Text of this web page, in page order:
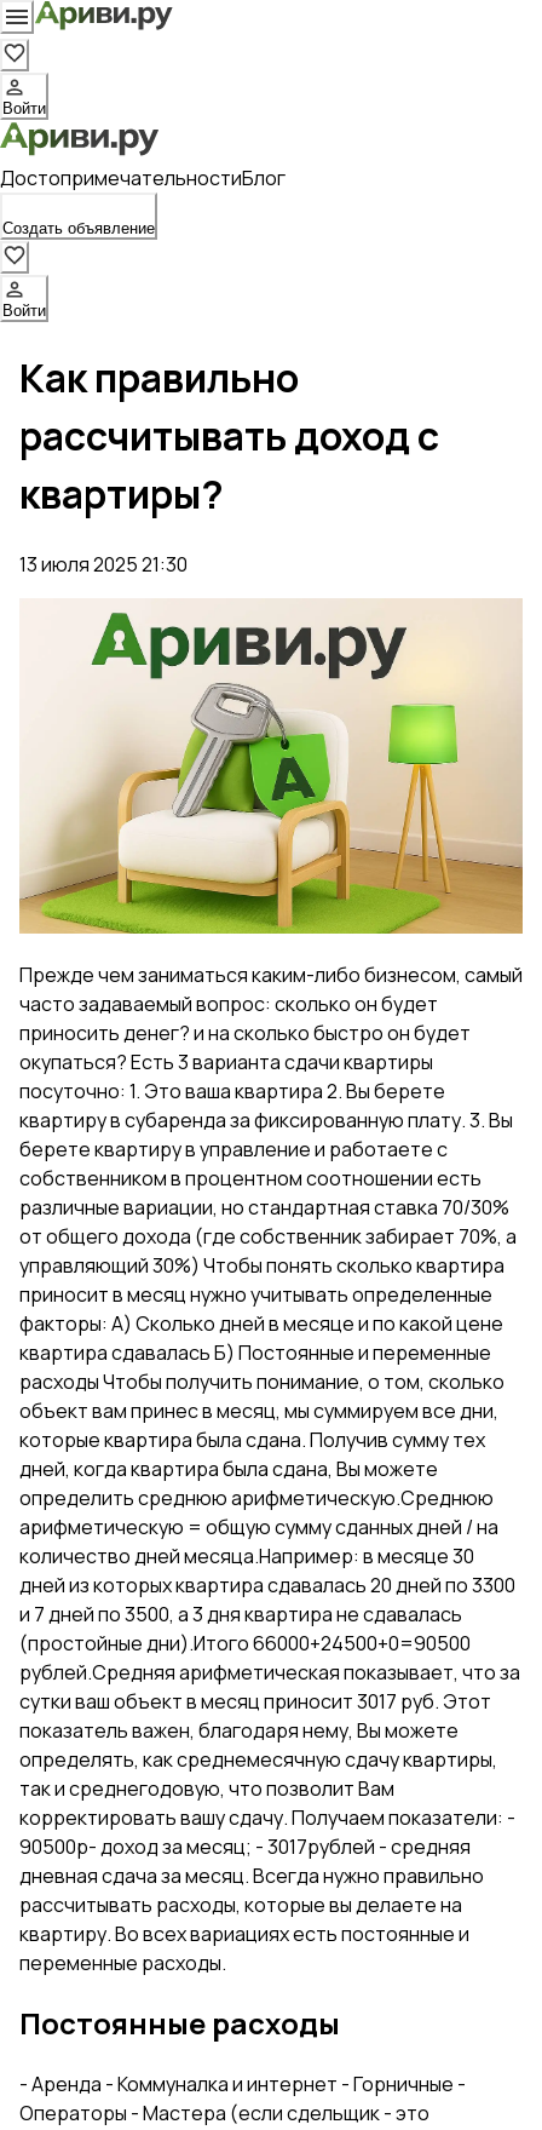
Войти
ДостопримечательностиБлог
Создать объявление
Войти
Как правильно
рассчитывать доход с
квартиры?
13 июля 2025 21:30
Прежде чем заниматься каким-либо бизнесом, самый
часто задаваемый вопрос: сколько он будет
приносить денег? и на сколько быстро он будет
окупаться? Есть 3 варианта сдачи квартиры
посуточно: 1. Это ваша квартира 2. Вы берете
квартиру в субаренда за фиксированную плату. 3. Вы
берете квартиру в управление и работаете с
собственником в процентном соотношении есть
различные вариации, но стандартная ставка 70/30%
от общего дохода (где собственник забирает 70%, а
управляющий 30%) Чтобы понять сколько квартира
приносит в месяц нужно учитывать определенные
факторы: А) Сколько дней в месяце и по какой цене
квартира сдавалась Б) Постоянные и переменные
расходы Чтобы получить понимание, о том, сколько
объект вам принес в месяц, мы суммируем все дни,
которые квартира была сдана. Получив сумму тех
дней, когда квартира была сдана, Вы можете
определить среднюю арифметическую.Среднюю
арифметическую = общую сумму сданных дней / на
количество дней месяца.Например: в месяце 30
дней из которых квартира сдавалась 20 дней по 3300
и 7 дней по 3500, а 3 дня квартира не сдавалась
(простойные дни).Итого 66000+24500+0=90500
рублей.Средняя арифметическая показывает, что за
сутки ваш объект в месяц приносит 3017 руб. Этот
показатель важен, благодаря нему, Вы можете
определять, как среднемесячную сдачу квартиры,
так и среднегодовую, что позволит Вам
корректировать вашу сдачу. Получаем показатели: -
90500р- доход за месяц; - 3017рублей - средняя
дневная сдача за месяц. Всегда нужно правильно
рассчитывать расходы, которые вы делаете на
квартиру. Во всех вариациях есть постоянные и
переменные расходы.
Постоянные расходы
- Аренда - Коммуналка и интернет - Горничные -
Операторы - Мастера (если сдельщик - это